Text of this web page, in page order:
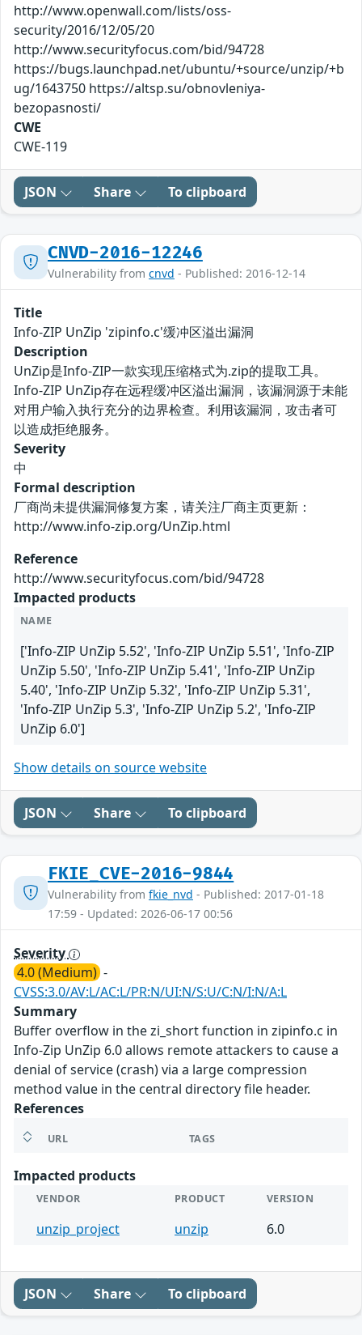
http://www.openwall.com/lists/oss-
security/2016/12/05/20
http://www.securityfocus.com/bid/94728
https://bugs.launchpad.net/ubuntu/+source/unzip/+b
ug/1643750 https://altsp.su/obnovleniya-
bezopasnosti/
CWE
CWE-119
JSON Share To clipboard
CNVD-2016-12246
Vulnerability from cnvd - Published: 2016-12-14
Title
Info-ZIP UnZip 'zipinfo.c'缓冲区溢出漏洞
Description
UnZip是Info-ZIP一款实现压缩格式为.zip的提取工具。
Info-ZIP UnZip存在远程缓冲区溢出漏洞，该漏洞源于未能
对用户输入执行充分的边界检查。利用该漏洞，攻击者可
以造成拒绝服务。
Severity
中
Formal description
厂商尚未提供漏洞修复方案，请关注厂商主页更新：
http://www.info-zip.org/UnZip.html
Reference
http://www.securityfocus.com/bid/94728
Impacted products
NAME
['Info-ZIP UnZip 5.52', 'Info-ZIP UnZip 5.51', 'Info-ZIP
UnZip 5.50', 'Info-ZIP UnZip 5.41', 'Info-ZIP UnZip
5.40', 'Info-ZIP UnZip 5.32', 'Info-ZIP UnZip 5.31',
'Info-ZIP UnZip 5.3', 'Info-ZIP UnZip 5.2', 'Info-ZIP
UnZip 6.0']
Show details on source website
JSON Share To clipboard
FKIE_CVE-2016-9844
Vulnerability from fkie_nvd - Published: 2017-01-18
17:59 - Updated: 2026-06-17 00:56
Severity
4.0 (Medium) -
CVSS:3.0/AV:L/AC:L/PR:N/UI:N/S:U/C:N/I:N/A:L
Summary
Buffer overflow in the zi_short function in zipinfo.c in
Info-Zip UnZip 6.0 allows remote attackers to cause a
denial of service (crash) via a large compression
method value in the central directory file header.
References
URL TAGS
Impacted products
VENDOR PRODUCT VERSION
unzip_project unzip 6.0
JSON Share To clipboard